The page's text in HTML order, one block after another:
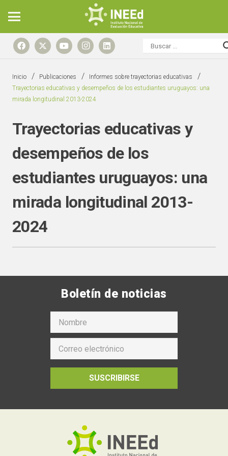
Inicio / Publicaciones / Informes sobre trayectorias educativas /
Trayectorias educativas y desempeños de los estudiantes uruguayos: una
mirada longitudinal 2013-2024
Trayectorias educativas y
desempeños de los
estudiantes uruguayos: una
mirada longitudinal 2013-
2024
Boletín de noticias
SUSCRIBIRSE